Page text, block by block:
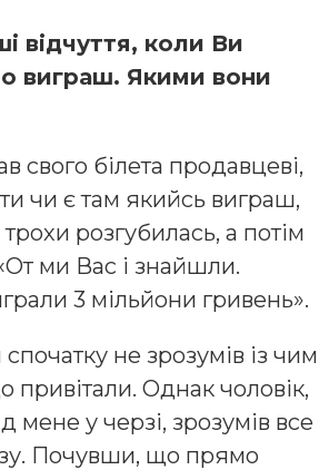
відчуття, коли Ви
виграш. Якими вони
свого білета продавцеві,
чи є там якийсь виграш,
розгубилась, а потім
ми Вас і знайшли.
3 мільйони гривень».
не зрозумів із чим
привітали. Однак чоловік,
мене у черзі, зрозумів все
Почувши, що прямо